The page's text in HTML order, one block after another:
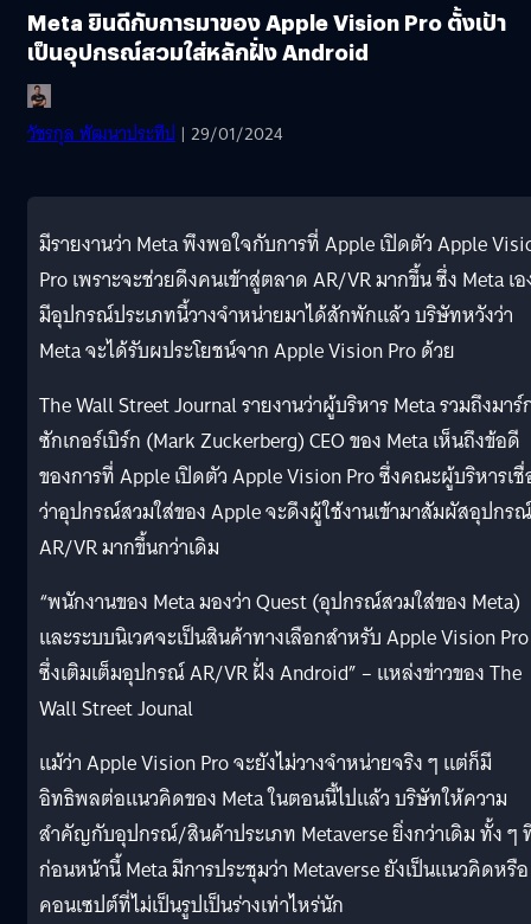
Meta ยินดีกับการมาของ Apple Vision Pro ตั้งเป้า
เป็นอุปกรณ์สวมใส่หลักฝั่ง Android
วัชรกุล พัฒนาประทีป | 29/01/2024
มีรายงานว่า Meta พึงพอใจกับการที่ Apple เปิดตัว Apple
Pro เพราะจะช่วยดึงคนเข้าสู่ตลาด AR/VR มากขึ้น ซึ่ง Meta เ
มีอุปกรณ์ประเภทนี้วางจำหน่ายมาได้สักพักแล้ว บริษัทหวังว่า
Meta จะได้รับผประโยชน์จาก Apple Vision Pro ด้วย
The Wall Street Journal รายงานว่าผู้บริหาร Meta รวมถึงมาร์
ซักเกอร์เบิร์ก (Mark Zuckerberg) CEO ของ Meta เห็นถึงข้อดี
ของการที่ Apple เปิดตัว Apple Vision Pro ซึ่งคณะผู้บริหารเ
ว่าอุปกรณ์สวมใส่ของ Apple จะดึงผู้ใช้งานเข้ามาสัมผัสอุปกรณ์
AR/VR มากขึ้นกว่าเดิม
“พนักงานของ Meta มองว่า Quest (อุปกรณ์สวมใส่ของ Meta)
และระบบนิเวศจะเป็นสินค้าทางเลือกสำหรับ Apple Vision Pro
ซึ่งเติมเต็มอุปกรณ์ AR/VR ฝั่ง Android” – แหล่งข่าวของ The
Wall Street Jounal
แม้ว่า Apple Vision Pro จะยังไม่วางจำหน่ายจริง ๆ แต่ก็มี
อิทธิพลต่อแนวคิดของ Meta ในตอนนี้ไปแล้ว บริษัทให้ความ
สำคัญกับอุปกรณ์/สินค้าประเภท Metaverse ยิ่งกว่าเดิม ทั้ง ๆ
ก่อนหน้านี้ Meta มีการประชุมว่า Metaverse ยังเป็นแนวคิดหรือ
คอนเซปต์ที่ไม่เป็นรูปเป็นร่างเท่าไหร่นัก